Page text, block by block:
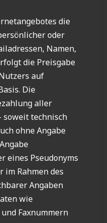
die
oder
Namen,
die Preisgabe
auf
Die
aller
soweit technisch
ohne Angabe
eines Pseudonyms
im Rahmen des
Angaben
wie
Faxnummern